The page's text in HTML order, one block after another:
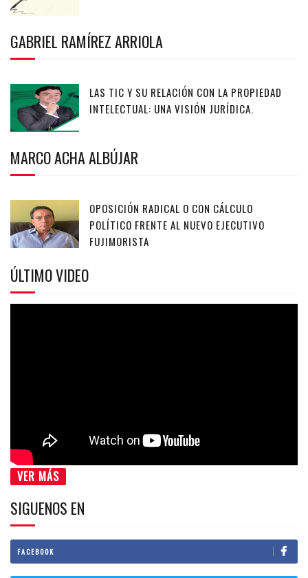
GABRIEL RAMÍREZ ARRIOLA
LAS TIC Y SU RELACIÓN CON LA PROPIEDAD
INTELECTUAL: UNA VISIÓN JURÍDICA.
MARCO ACHA ALBÚJAR
OPOSICIÓN RADICAL O CON CÁLCULO
POLÍTICO FRENTE AL NUEVO EJECUTIVO
FUJIMORISTA
ÚLTIMO VIDEO
VER MÁS
SIGUENOS EN
FACEBOOK